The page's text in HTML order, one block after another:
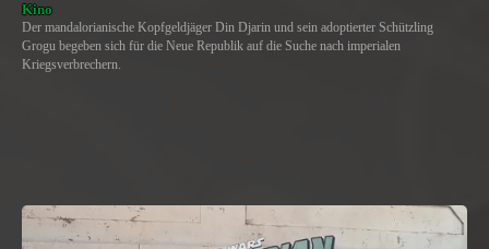
Kino
Der mandalorianische Kopfgeldjäger Din Djarin und sein adoptierter Schützling
Grogu begeben sich für die Neue Republik auf die Suche nach imperialen
Kriegsverbrechern.